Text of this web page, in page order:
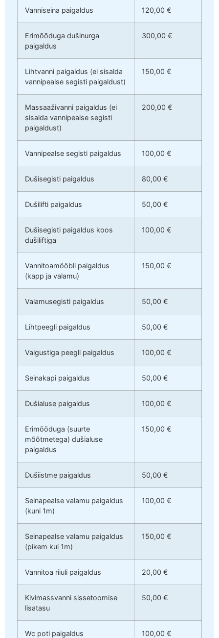
Vanniseina paigaldus 120,00 €
Erimõõduga dušinurga
paigaldus
300,00 €
Lihtvanni paigaldus (ei sisalda
vannipealse segisti paigaldust)
150,00 €
Massaaživanni paigaldus (ei
sisalda vannipealse segisti
paigaldust)
200,00 €
Vannipealse segisti paigaldus 100,00 €
Dušisegisti paigaldus 80,00 €
Dušilifti paigaldus 50,00 €
Dušisegisti paigaldus koos
dušiliftiga
100,00 €
Vannitoamööbli paigaldus
(kapp ja valamu)
150,00 €
Valamusegisti paigaldus 50,00 €
Lihtpeegli paigaldus 50,00 €
Valgustiga peegli paigaldus 100,00 €
Seinakapi paigaldus 50,00 €
Dušialuse paigaldus 100,00 €
Erimõõduga (suurte
mõõtmetega) dušialuse
paigaldus
150,00 €
Dušiistme paigaldus 50,00 €
Seinapealse valamu paigaldus
(kuni 1m)
100,00 €
Seinapealse valamu paigaldus
(pikem kui 1m)
150,00 €
Vannitoa riiuli paigaldus 20,00 €
Kivimassvanni sissetoomise
lisatasu
50,00 €
Wc poti paigaldus 100,00 €